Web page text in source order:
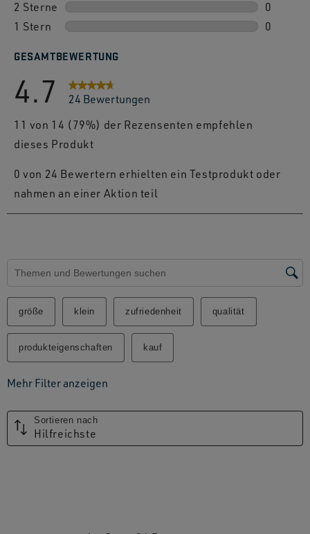
3
2 Sterne Sterne
0
0
1 Stern Sterne
0
GESAMTBEWERTUNG
4.7
24 Bewertungen
11 von 14 (79%) der Rezensenten empfehlen
dieses Produkt
0 von 24 Bewertern erhielten ein Testprodukt oder
nahmen an einer Aktion teil
Suchthemen und Bewertungen Suchregion
größe klein zufriedenheit qualität
produkteigenschaften kauf
Mehr Filter anzeigen
Sortieren nach
Hilfreichste